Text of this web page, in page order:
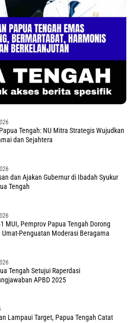
Tengah: NU Mitra Strategis Wujudkan
dan Sejahtera
dan Ajakan Gubernur di Ibadah Syukur
Tengah
MUI, Pemprov Papua Tengah Dorong
Umat-Penguatan Moderasi Beragama
Tengah Setujui Raperdasi
APBD 2025
Lampaui Target, Papua Tengah Catat